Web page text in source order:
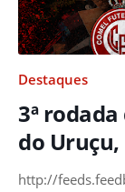
Destaques
3ª
do
http://